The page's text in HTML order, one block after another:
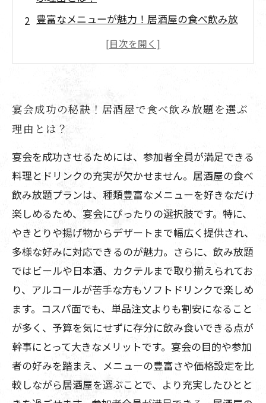
豊富なメニューが魅力！居酒屋の食べ飲み放
題で味わう絶品料理
コスパ抜群の宴会プラン！食べ飲み放題で賢
く楽しむコツ
作る最高の思い出
宴会大満足！居酒屋の食べ飲み放題で最後ま
で楽しみ尽くす方法
予約から締めまで完璧！宴会に最適な居酒屋
の選び方ガイド
失敗しない宴会計画！居酒屋食べ飲み放題の
楽しみ方まとめ
宴会成功の秘訣！居酒屋で食べ飲み放題を選ぶ
理由とは？
宴会を成功させるためには、参加者全員が満足できる
料理とドリンクの充実が欠かせません。居酒屋の食べ
飲み放題プランは、種類豊富なメニューを好きなだけ
楽しめるため、宴会にぴったりの選択肢です。特に、
やきとりや揚げ物からデザートまで幅広く提供され、
多様な好みに対応できるのが魅力。さらに、飲み放題
ではビールや日本酒、カクテルまで取り揃えられてお
り、アルコールが苦手な方もソフトドリンクで楽しめ
ます。コスパ面でも、単品注文よりも割安になること
が多く、予算を気にせずに存分に飲み食いできる点が
幹事にとって大きなメリットです。宴会の目的や参加
者の好みを踏まえ、メニューの豊富さや価格設定を比
較しながら居酒屋を選ぶことで、より充実したひとと